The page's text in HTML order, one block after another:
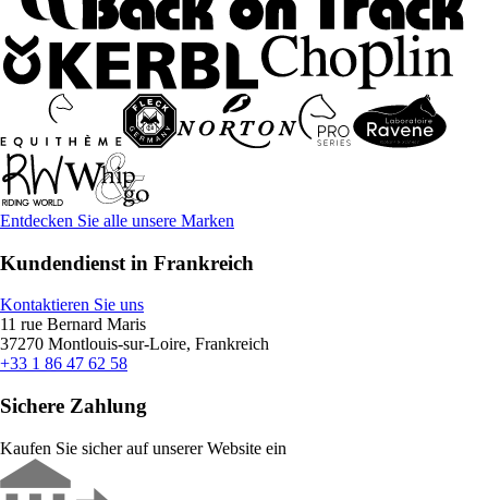
Entdecken Sie alle unsere Marken
Kundendienst in Frankreich
Kontaktieren Sie uns
11 rue Bernard Maris
37270 Montlouis-sur-Loire, Frankreich
+33 1 86 47 62 58
Sichere Zahlung
Kaufen Sie sicher auf unserer Website ein